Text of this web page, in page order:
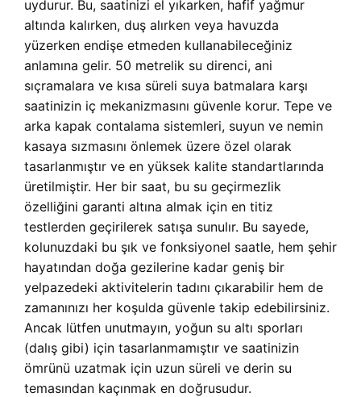
uydurur. Bu, saatinizi el yıkarken, hafif yağmur
altında kalırken, duş alırken veya havuzda
yüzerken endişe etmeden kullanabileceğiniz
anlamına gelir. 50 metrelik su direnci, ani
sıçramalara ve kısa süreli suya batmalara karşı
saatinizin iç mekanizmasını güvenle korur. Tepe ve
arka kapak contalama sistemleri, suyun ve nemin
kasaya sızmasını önlemek üzere özel olarak
tasarlanmıştır ve en yüksek kalite standartlarında
üretilmiştir. Her bir saat, bu su geçirmezlik
özelliğini garanti altına almak için en titiz
testlerden geçirilerek satışa sunulır. Bu sayede,
kolunuzdaki bu şık ve fonksiyonel saatle, hem şehir
hayatından doğa gezilerine kadar geniş bir
yelpazedeki aktivitelerin tadını çıkarabilir hem de
zamanınızı her koşulda güvenle takip edebilirsiniz.
Ancak lütfen unutmayın, yoğun su altı sporları
(dalış gibi) için tasarlanmamıştır ve saatinizin
ömrünü uzatmak için uzun süreli ve derin su
temasından kaçınmak en doğrusudur.